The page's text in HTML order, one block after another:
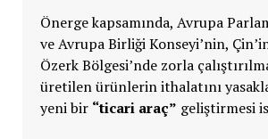
Önerge kapsamında, Avrupa
ve Avrupa Birliği Konseyi’nin,
Özerk Bölgesi’nde zorla
üretilen ürünlerin ithalatını
yeni bir “ticari araç” geliştirmesi